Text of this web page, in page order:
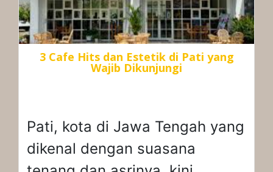
3 Cafe Hits dan Estetik di Pati yang
Wajib Dikunjungi
Pati, kota di Jawa Tengah yang
dikenal dengan suasana